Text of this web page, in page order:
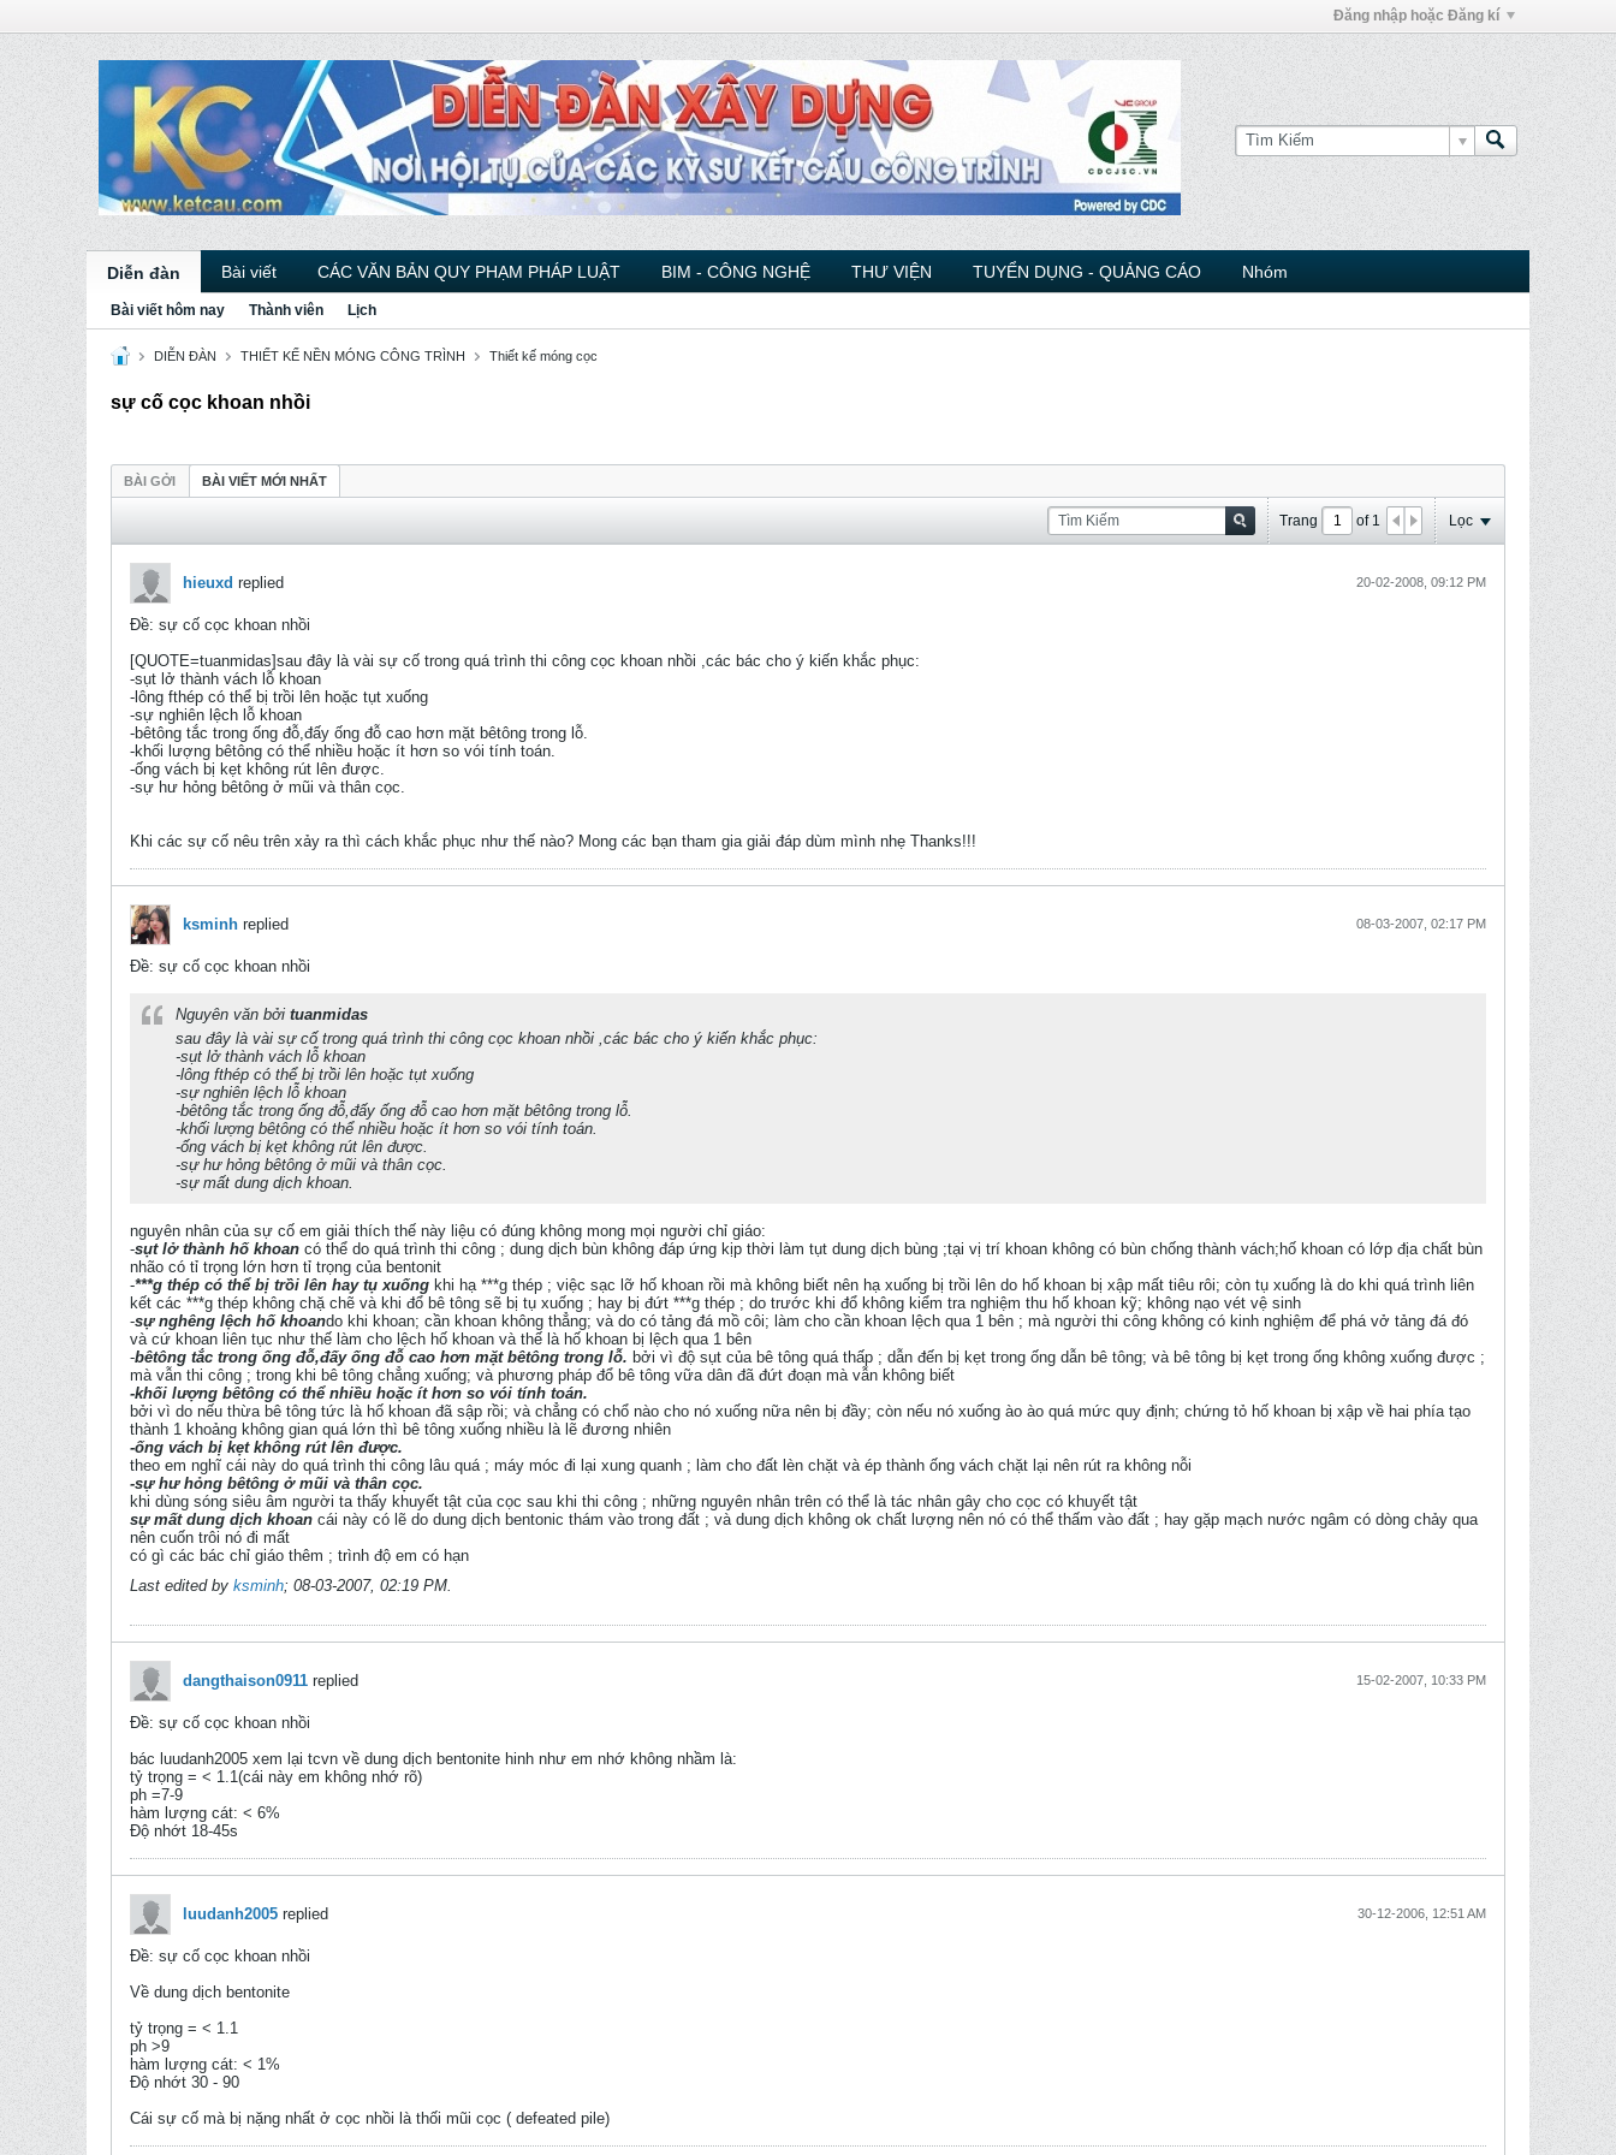
Đăng nhập hoặc Đăng kí
Diễn đàn Bài viết CÁC VĂN BẢN QUY PHẠM PHÁP LUẬT BIM - CÔNG NGHỆ THƯ VIỆN TUYỂN DỤNG - QUẢNG CÁO Nhóm
Bài viết hôm nay Thành viên Lịch
DIỄN ĐÀN THIẾT KẾ NỀN MÓNG CÔNG TRÌNH Thiết kế móng cọc
sự cố cọc khoan nhồi
BÀI GỞI BÀI VIẾT MỚI NHẤT
Trang of 1 Lọc
hieuxd replied 20-02-2008, 09:12 PM
Ðề: sự cố cọc khoan nhồi
[QUOTE=tuanmidas]sau đây là vài sự cố trong quá trình thi công cọc khoan nhồi ,các bác cho ý kiến khắc phục:
-sụt lở thành vách lỗ khoan
-lông fthép có thể bị trồi lên hoặc tụt xuống
-sự nghiên lệch lỗ khoan
-bêtông tắc trong ống đỗ,đấy ống đỗ cao hơn mặt bêtông trong lỗ.
-khối lượng bêtông có thể nhiều hoặc ít hơn so vói tính toán.
-ống vách bị kẹt không rút lên được.
-sự hư hỏng bêtông ở mũi và thân cọc.
Khi các sự cố nêu trên xảy ra thì cách khắc phục như thế nào? Mong các bạn tham gia giải đáp dùm mình nhẹ Thanks!!!
ksminh replied 08-03-2007, 02:17 PM
Ðề: sự cố cọc khoan nhồi
Nguyên văn bởi tuanmidas
sau đây là vài sự cố trong quá trình thi công cọc khoan nhồi ,các bác cho ý kiến khắc phục:
-sụt lở thành vách lỗ khoan
-lông fthép có thể bị trồi lên hoặc tụt xuống
-sự nghiên lệch lỗ khoan
-bêtông tắc trong ống đỗ,đấy ống đỗ cao hơn mặt bêtông trong lỗ.
-khối lượng bêtông có thể nhiều hoặc ít hơn so vói tính toán.
-ống vách bị kẹt không rút lên được.
-sự hư hỏng bêtông ở mũi và thân cọc.
-sự mất dung dịch khoan.
nguyên nhân của sự cố em giải thích thế này liệu có đúng không mong mọi người chỉ giáo:
-sụt lở thành hố khoan có thể do quá trình thi công ; dung dịch bùn không đáp ứng kịp thời làm tụt dung dịch bùng ;tại vị trí khoan không có bùn chống thành vách;hố khoan có lớp địa chất bùn
nhão có tỉ trọng lớn hơn tỉ trọng của bentonit
-***g thép có thể bị trồi lên hay tụ xuống khi hạ ***g thép ; việc sạc lỡ hố khoan rồi mà không biết nên hạ xuống bị trồi lên do hố khoan bị xập mất tiêu rôi; còn tụ xuống là do khi quá trình liên
kết các ***g thép không chặ chẽ và khi đổ bê tông sẽ bị tụ xuống ; hay bị đứt ***g thép ; do trước khi đổ không kiểm tra nghiệm thu hố khoan kỹ; không nạo vét vệ sinh
-sự nghêng lệch hố khoando khi khoan; cần khoan không thẳng; và do có tảng đá mồ côi; làm cho cần khoan lệch qua 1 bên ; mà người thi công không có kinh nghiệm để phá vở tảng đá đó
và cứ khoan liên tục như thế làm cho lệch hố khoan và thế là hố khoan bị lệch qua 1 bên
-bêtông tắc trong ống đỗ,đấy ống đỗ cao hơn mặt bêtông trong lỗ. bởi vì độ sụt của bê tông quá thấp ; dẫn đến bị kẹt trong ống dẫn bê tông; và bê tông bị kẹt trong ống không xuống được ;
mà vẫn thi công ; trong khi bê tông chẳng xuống; và phương pháp đổ bê tông vữa dân đã đứt đoạn mà vẫn không biết
-khối lượng bêtông có thể nhiều hoặc ít hơn so vói tính toán.
bởi vì do nếu thừa bê tông tức là hố khoan đã sập rồi; và chẳng có chổ nào cho nó xuống nữa nên bị đầy; còn nếu nó xuống ào ào quá mức quy định; chứng tỏ hố khoan bị xập về hai phía tạo
thành 1 khoảng không gian quá lớn thì bê tông xuống nhiều là lẽ đương nhiên
-ống vách bị kẹt không rút lên được.
theo em nghĩ cái này do quá trình thi công lâu quá ; máy móc đi lại xung quanh ; làm cho đất lèn chặt và ép thành ống vách chặt lại nên rút ra không nỗi
-sự hư hỏng bêtông ở mũi và thân cọc.
khi dùng sóng siêu âm người ta thấy khuyết tật của cọc sau khi thi công ; những nguyên nhân trên có thể là tác nhân gây cho cọc có khuyết tật
sự mất dung dịch khoan cái này có lẽ do dung dịch bentonic thám vào trong đất ; và dung dịch không ok chất lượng nên nó có thể thấm vào đất ; hay gặp mạch nước ngâm có dòng chảy qua
nên cuốn trôi nó đi mất
có gì các bác chỉ giáo thêm ; trình độ em có hạn
Last edited by ksminh; 08-03-2007, 02:19 PM.
dangthaison0911 replied 15-02-2007, 10:33 PM
Ðề: sự cố cọc khoan nhồi
bác luudanh2005 xem lại tcvn về dung dịch bentonite hinh như em nhớ không nhầm là:
tỷ trọng = < 1.1(cái này em không nhớ rõ)
ph =7-9
hàm lượng cát: < 6%
Độ nhớt 18-45s
luudanh2005 replied 30-12-2006, 12:51 AM
Ðề: sự cố cọc khoan nhồi
Về dung dịch bentonite
tỷ trọng = < 1.1
ph >9
hàm lượng cát: < 1%
Độ nhớt 30 - 90
Cái sự cố mà bị nặng nhất ở cọc nhồi là thối mũi cọc ( defeated pile)